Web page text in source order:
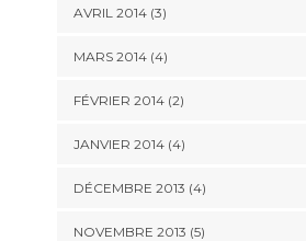
AVRIL 2014(3)
MARS 2014(4)
FÉVRIER 2014(2)
JANVIER 2014(4)
DÉCEMBRE 2013 (4)
NOVEMBRE 2013 (5)